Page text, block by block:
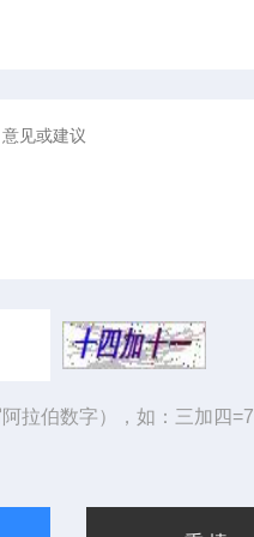
拉伯数字），如：三加四=7